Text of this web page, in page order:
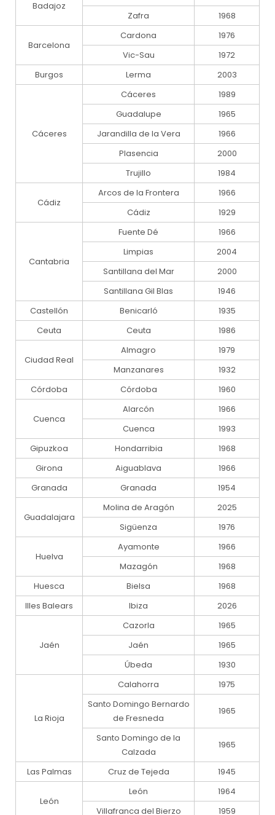
Badajoz
Zafra
1968
Barcelona
Cardona
1976
Vic-Sau
1972
Burgos
Lerma 2003
Cáceres
Cáceres
1989
Guadalupe
1965
Jarandilla de la Vera
1966
Plasencia
2000
Trujillo
1984
Cádiz
Arcos de la Frontera
1966
Cádiz
1929
Cantabria
Fuente Dé
1966
Limpias
2004
Santillana del Mar
2000
Santillana Gil Blas
1946
Castellón
Benicarló
1935
Ceuta
Ceuta 1986
Ciudad Real
Almagro
1979
Manzanares
1932
Córdoba
Córdoba 1960
Cuenca
Alarcón
1966
Cuenca
1993
Gipuzkoa
Hondarribia
1968
Girona
Aiguablava
1966
Granada
Granada 1954
Guadalajara
Molina de Aragón
2025
Sigüenza
1976
Huelva
Ayamonte
1966
Mazagón
1968
Huesca
Bielsa
1968
Illes Balears
Ibiza 2026
Jaén
Cazorla
1965
Jaén
1965
Úbeda
1930
La Rioja
Calahorra
1975
Santo Domingo Bernardo
de Fresneda
1965
Santo Domingo de la
Calzada
1965
Las Palmas Cruz de Tejeda 1945
León
León
1964
Villafranca del Bierzo
1959